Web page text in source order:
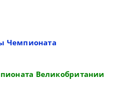
Чемпионата
Великобритании